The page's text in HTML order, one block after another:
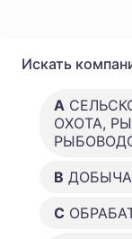
Искать
A
ОХОТА,
B
C